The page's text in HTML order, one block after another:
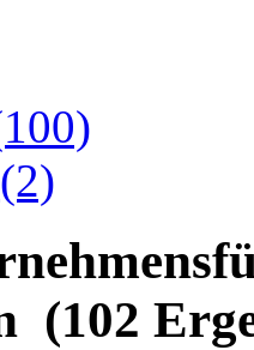
(2)
(102